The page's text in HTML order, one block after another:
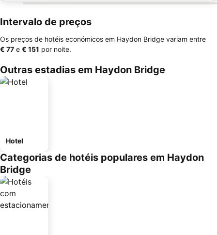
Intervalo de preços
Os preços de hotéis económicos em Haydon Bridge variam entre
‎€ 77 e ‎€ 151 por noite.
Outras estadias em Haydon Bridge
Hotel
Categorias de hotéis populares em Haydon
Bridge